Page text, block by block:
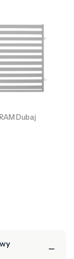
Dubaj